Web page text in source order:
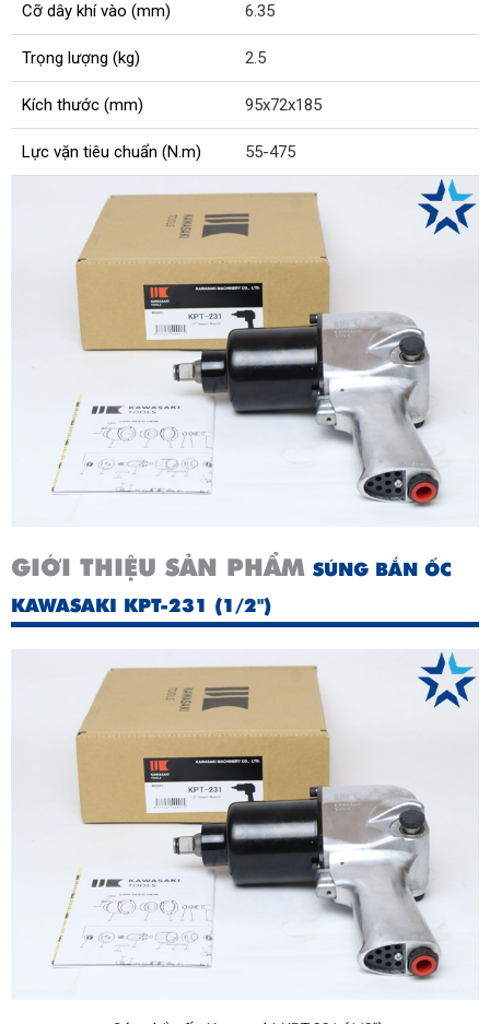
Cỡ dây khí vào (mm) 6.35
Trọng lượng (kg) 2.5
Kích thước (mm) 95x72x185
Lực vặn tiêu chuẩn (N.m) 55-475
GIỚI THIỆU SẢN PHẨM SÚNG BẮN ỐC
KAWASAKI KPT-231 (1/2")